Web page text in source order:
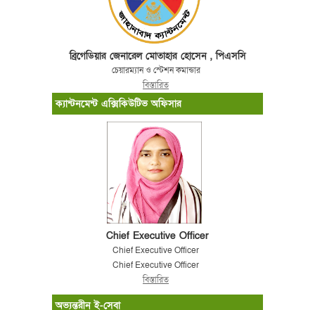
ব্রিগেডিয়ার জেনারেল মোতাহার হোসেন , পিএসসি
চেয়ারম্যান ও স্টেশন কমান্ডার
বিস্তারিত
ক্যান্টনমেন্ট এক্সিকিউটিভ অফিসার
Chief Executive Officer
Chief Executive Officer
Chief Executive Officer
বিস্তারিত
অভ্যন্তরীন ই-সেবা